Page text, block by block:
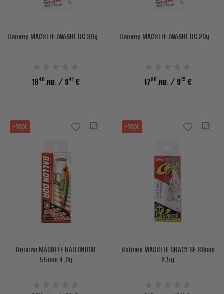
Пилкер MAGBITE IWASHI JIG 30g
1840 лв. / 941 €
Пилкер MAGBITE IWASHI JIG 20g
1790 лв. / 915 €
-15%
Пенсил MAGBITE BALLONDOR
55mm 4.0g
-15%
Воблер MAGBITE GRACY SF 38mm
2.5g